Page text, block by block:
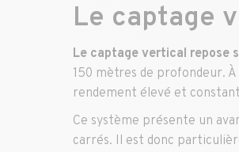
Le captage
Le captage vertical repose
150 mètres de profondeur.
rendement élevé et
Ce système présente un
carrés. Il est donc